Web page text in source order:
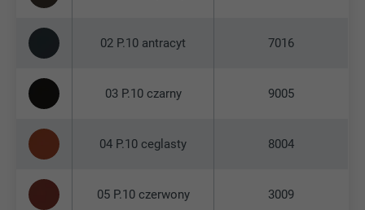
02 P.10 antracyt 7016
03 P.10 czarny 9005
04 P.10 ceglasty 8004
05 P.10 czerwony 3009